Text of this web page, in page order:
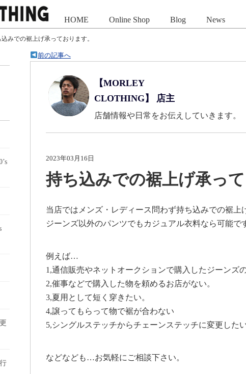
HOME Online Shop Blog News
みでの裾上げ承っております。
前の記事へ
【MORLEY
CLOTHING】 店主
店舗情報や日常をお伝えしていきます。
2023年03月16日
持ち込みでの裾上げ承っ
当店ではメンズ・レディース問わず持ち込みでの裾上
ジーンズ以外のパンツでもカジュアル衣料なら可能で
例えば…
1,通信販売やネットオークションで購入したジーンズ
2,催事などで購入した物を頼めるお店がない。
3,夏用として短く穿きたい。
4,譲ってもらって物で裾が合わない
5,シングルステッチからチェーンステッチに変更した
などなども…お気軽にご相談下さい。